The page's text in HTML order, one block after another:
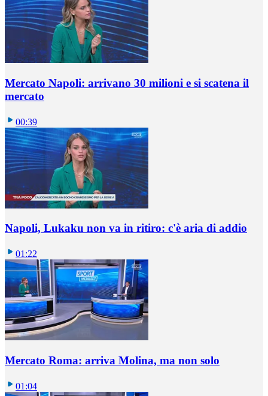
Mercato Napoli: arrivano 30 milioni e si scatena il
mercato
00:39
Napoli, Lukaku non va in ritiro: c'è aria di addio
01:22
Mercato Roma: arriva Molina, ma non solo
01:04